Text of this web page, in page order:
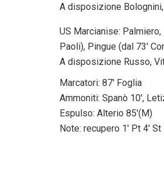
A disposizione Bolognini,
US Marcianise:
Paoli), Pingue (dal 73′
A disposizione Russo,
Marcatori: 87′ Foglia
Ammoniti: Spanò 10′,
Espulso: Alterio 85′(M)
Note: recupero 1′ Pt 4′ St